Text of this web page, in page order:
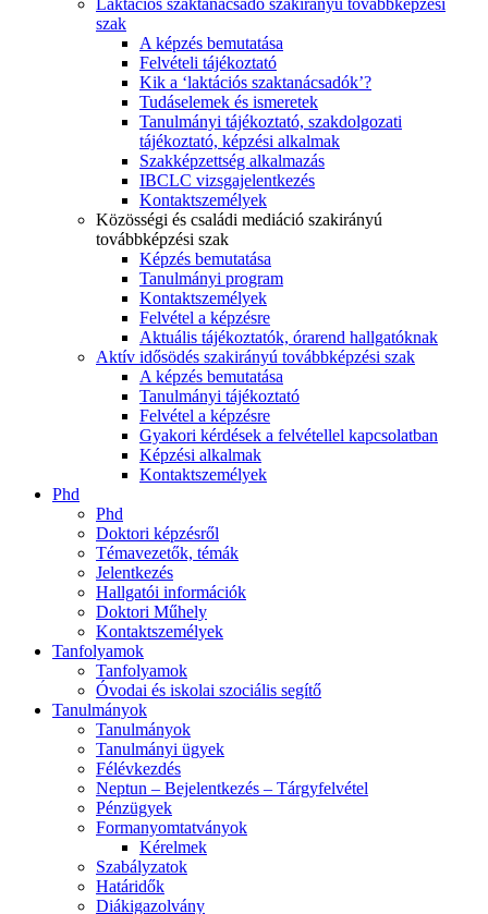
Laktációs szaktanácsadó szakirányú továbbképzési
szak
A képzés bemutatása
Felvételi tájékoztató
Kik a ‘laktációs szaktanácsadók’?
Tudáselemek és ismeretek
Tanulmányi tájékoztató, szakdolgozati
tájékoztató, képzési alkalmak
Szakképzettség alkalmazás
IBCLC vizsgajelentkezés
Kontaktszemélyek
Közösségi és családi mediáció szakirányú
továbbképzési szak
Képzés bemutatása
Tanulmányi program
Kontaktszemélyek
Felvétel a képzésre
Aktuális tájékoztatók, órarend hallgatóknak
Aktív idősödés szakirányú továbbképzési szak
A képzés bemutatása
Tanulmányi tájékoztató
Felvétel a képzésre
Gyakori kérdések a felvétellel kapcsolatban
Képzési alkalmak
Kontaktszemélyek
Phd
Phd
Doktori képzésről
Témavezetők, témák
Jelentkezés
Hallgatói információk
Doktori Műhely
Kontaktszemélyek
Tanfolyamok
Tanfolyamok
Óvodai és iskolai szociális segítő
Tanulmányok
Tanulmányok
Tanulmányi ügyek
Félévkezdés
Neptun – Bejelentkezés – Tárgyfelvétel
Pénzügyek
Formanyomtatványok
Kérelmek
Szabályzatok
Határidők
Diákigazolvány